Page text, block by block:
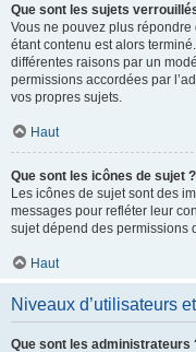
Que sont les sujets
Vous ne pouvez plus
étant contenu est alors
différentes raisons par un
permissions accordées par
vos propres sujets.
Haut
Que sont les icônes de sujet ?
Les icônes de sujet sont des
messages pour refléter leur
sujet dépend des permissions
Haut
Niveaux d’utilisateurs
Que sont les administrateurs